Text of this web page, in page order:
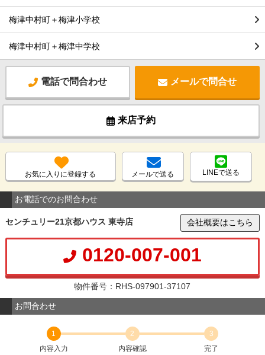
梅津中村町＋梅津小学校
梅津中村町＋梅津中学校
電話で問合わせ メールで問合せ
来店予約
お気に入りに登録する メールで送る LINEで送る
お電話でのお問合わせ
センチュリー21京都ハウス 東寺店 会社概要はこちら
0120-007-001
物件番号：RHS-097901-37107
お問合わせ
1
内容入力
2
内容確認
3
完了